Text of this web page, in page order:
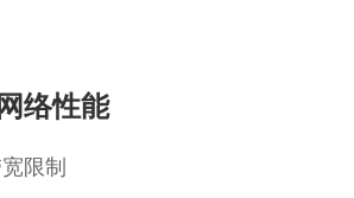
络性能
限制